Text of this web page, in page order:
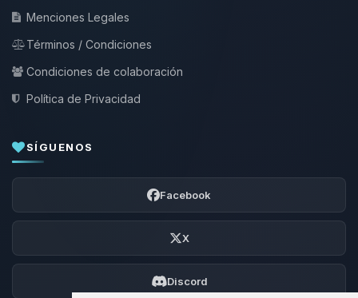
Menciones Legales
Términos / Condiciones
Condiciones de colaboración
Política de Privacidad
SÍGUENOS
Facebook
X
Discord